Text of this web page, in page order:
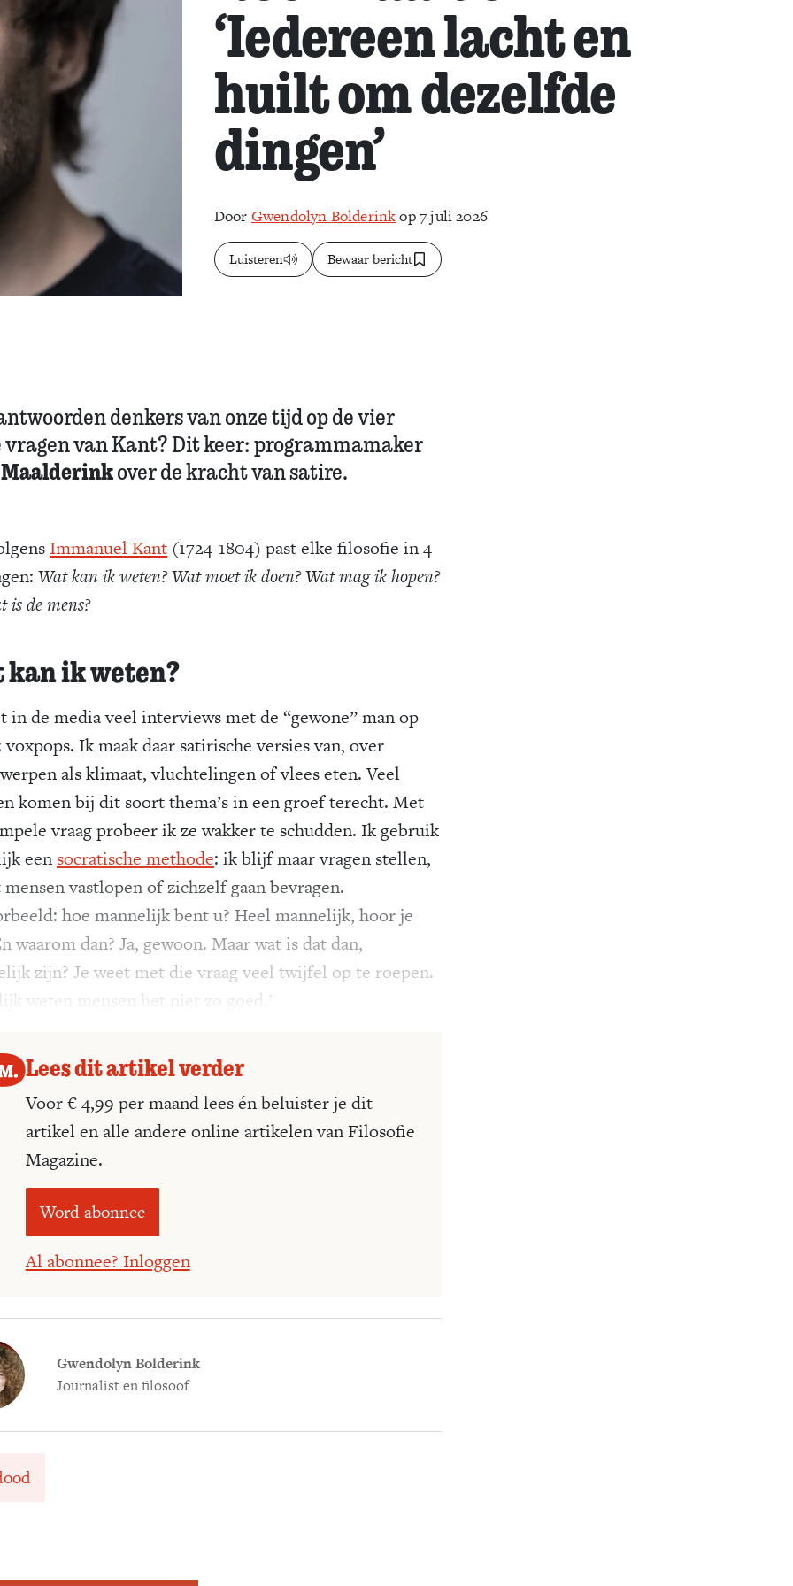
‘Iedereen lacht en
huilt om dezelfde
dingen’
Door Gwendolyn Bolderinkop 7 juli 2026
Luisteren Bewaar bericht
denkers van onze tijd op de vier
vragen van Kant? Dit keer: programmamaker
over de kracht van satire.
Immanuel Kant (1724-1804) past elke filosofie in 4
Wat kan ik weten? Wat moet ik doen? Wat mag ik hopen?
is de mens?
kan ik weten?
in de media veel interviews met de “gewone” man op
voxpops. Ik maak daar satirische versies van, over
als klimaat, vluchtelingen of vlees eten. Veel
komen bij dit soort thema’s in een groef terecht. Met
vraag probeer ik ze wakker te schudden. Ik gebruik
een socratische methode: ik blijf maar vragen stellen,
vastlopen of zichzelf gaan bevragen.
hoe mannelijk bent u? Heel mannelijk, hoor je
waarom dan? Ja, gewoon. Maar wat is dat dan,
zijn? Je weet met die vraag veel twijfel op te roepen.
weten mensen het niet zo goed.’
Lees dit artikel verder
Voor € 4,99 per maand lees én beluister je dit
artikel en alle andere online artikelen van Filosofie
Magazine.
Word abonnee
Al abonnee? Inloggen
Gwendolyn Bolderink
Journalist en filosoof